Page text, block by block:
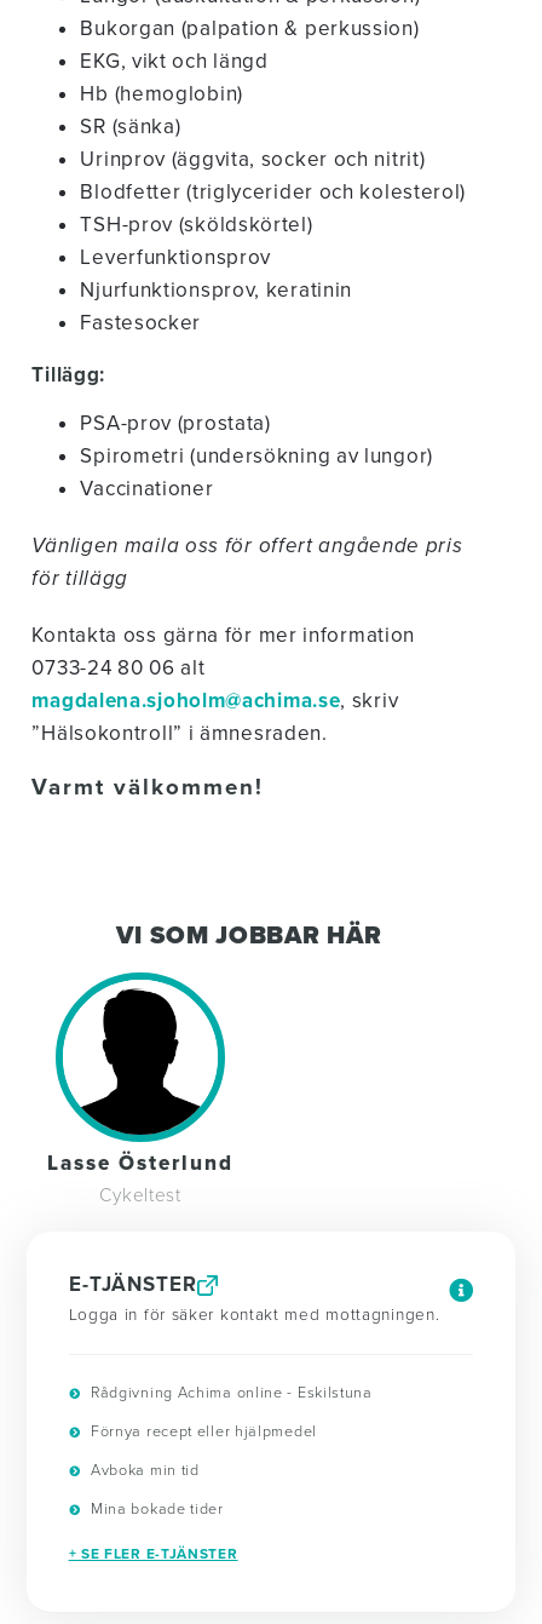
Bukorgan (palpation & perkussion)
EKG, vikt och längd
Hb (hemoglobin)
SR (sänka)
Urinprov (äggvita, socker och nitrit)
Blodfetter (triglycerider och kolesterol)
TSH-prov (sköldskörtel)
Leverfunktionsprov
Njurfunktionsprov, keratinin
Fastesocker
Tillägg:
PSA-prov (prostata)
Spirometri (undersökning av lungor)
Vaccinationer
Vänligen maila oss för offert angående pris
för tillägg
Kontakta oss gärna för mer information
0733-24 80 06 alt
magdalena.sjoholm@achima.se, skriv
”Hälsokontroll” i ämnesraden.
Varmt välkommen!
VI SOM JOBBAR HÄR
Lasse Österlund
Cykeltest
E-TJÄNSTER
Logga in för säker kontakt med mottagningen.
Rådgivning Achima online - Eskilstuna
Förnya recept eller hjälpmedel
Avboka min tid
Mina bokade tider
+ SE FLER E-TJÄNSTER